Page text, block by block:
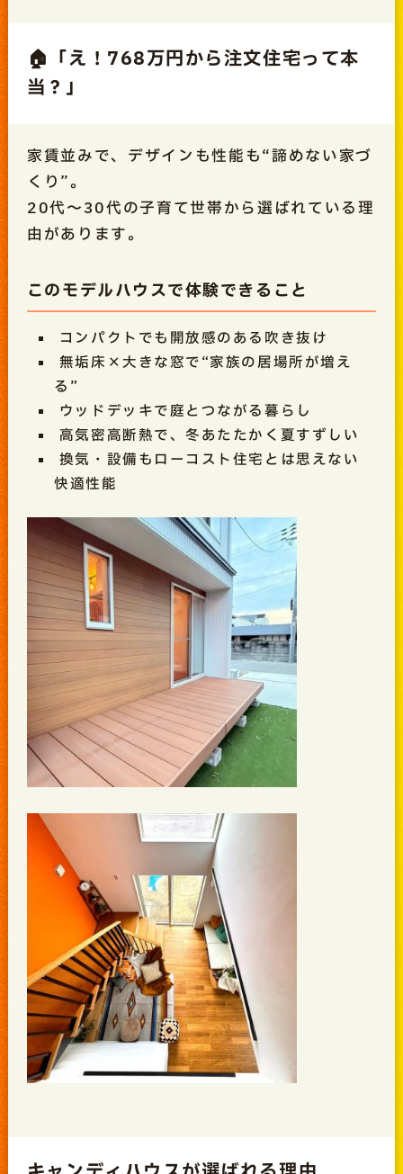
🏠「え！768万円から注文住宅って本
当？」
家賃並みで、デザインも性能も“諦めない家づ
くり”。
20代〜30代の子育て世帯から選ばれている理
由があります。
このモデルハウスで体験できること
コンパクトでも開放感のある吹き抜け
無垢床×大きな窓で“家族の居場所が増え
る”
ウッドデッキで庭とつながる暮らし
高気密高断熱で、冬あたたかく夏すずしい
換気・設備もローコスト住宅とは思えない
快適性能